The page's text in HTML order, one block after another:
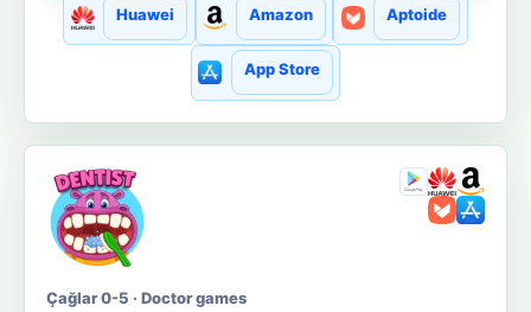
Huawei Amazon Aptoide
App Store
Çağlar 0-5 · Doctor games